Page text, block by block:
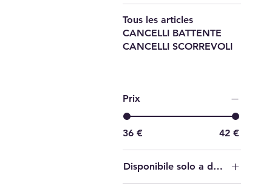
Tous les articles
CANCELLI BATTENTE
CANCELLI SCORREVOLI
Prix
36 € 42 €
Disponibile solo a due tasti